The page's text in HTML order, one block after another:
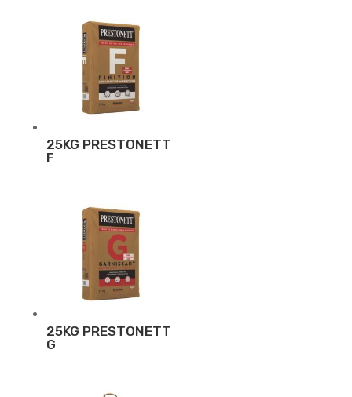
25KG PRESTONETT
F
25KG PRESTONETT
G